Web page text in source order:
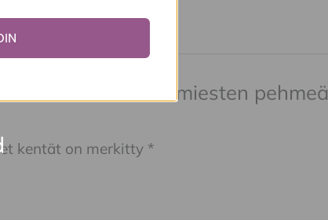
“Pastunette, miesten pehmeä
kentät on merkitty *